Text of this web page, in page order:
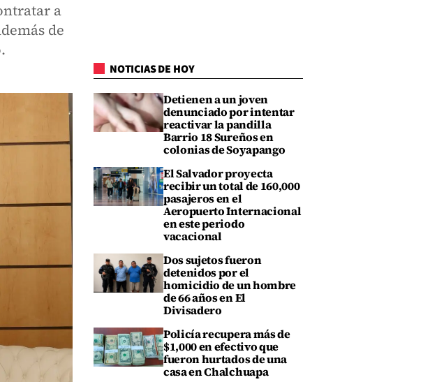
a
de
NOTICIAS DE HOY
Detienen a un joven
denunciado por intentar
reactivar la pandilla
Barrio 18 Sureños en
colonias de Soyapango
El Salvador proyecta
recibir un total de 160,000
pasajeros en el
Aeropuerto Internacional
en este periodo
vacacional
Dos sujetos fueron
detenidos por el
homicidio de un hombre
de 66 años en El
Divisadero
Policía recupera más de
$1,000 en efectivo que
fueron hurtados de una
casa en Chalchuapa